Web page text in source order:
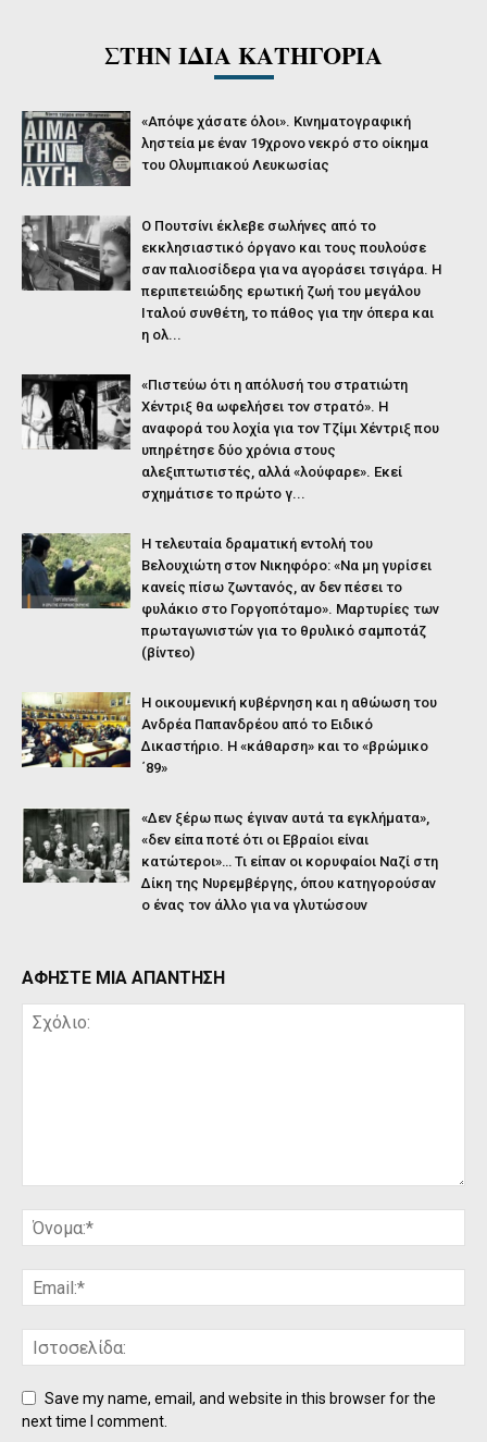
ΣΤΗΝ ΙΔΙΑ ΚΑΤΗΓΟΡΙΑ
«Απόψε χάσατε όλοι». Κινηματογραφική
ληστεία με έναν 19χρονο νεκρό στο οίκημα
του Ολυμπιακού Λευκωσίας
O Πουτσίνι έκλεβε σωλήνες από το
εκκλησιαστικό όργανο και τους πουλούσε
σαν παλιοσίδερα για να αγοράσει τσιγάρα. Η
περιπετειώδης ερωτική ζωή του μεγάλου
Ιταλού συνθέτη, το πάθος για την όπερα και
η ολ...
«Πιστεύω ότι η απόλυσή του στρατιώτη
Χέντριξ θα ωφελήσει τον στρατό». Η
αναφορά του λοχία για τον Τζίμι Χέντριξ που
υπηρέτησε δύο χρόνια στους
αλεξιπτωτιστές, αλλά «λούφαρε». Εκεί
σχημάτισε το πρώτο γ...
Η τελευταία δραματική εντολή του
Βελουχιώτη στον Νικηφόρο: «Να μη γυρίσει
κανείς πίσω ζωντανός, αν δεν πέσει το
φυλάκιο στο Γοργοπόταμο». Μαρτυρίες των
πρωταγωνιστών για το θρυλικό σαμποτάζ
(βίντεο)
Η οικουμενική κυβέρνηση και η αθώωση του
Ανδρέα Παπανδρέου από το Ειδικό
Δικαστήριο. Η «κάθαρση» και το «βρώμικο
΄89»
«Δεν ξέρω πως έγιναν αυτά τα εγκλήματα»,
«δεν είπα ποτέ ότι οι Εβραίοι είναι
κατώτεροι»… Τι είπαν οι κορυφαίοι Ναζί στη
Δίκη της Νυρεμβέργης, όπου κατηγορούσαν
ο ένας τον άλλο για να γλυτώσουν
ΑΦΗΣΤΕ ΜΙΑ ΑΠΑΝΤΗΣΗ
Save my name, email, and website in this browser for the
next time I comment.